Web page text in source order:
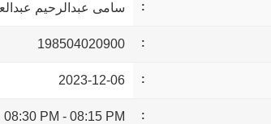
سامى عبدالرحيم
198504020900
2023-12-06
08:15 PM
-
08:30 PM